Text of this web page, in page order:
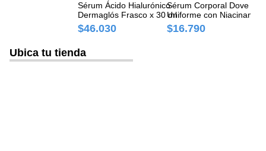
Sérum Ácido Hialurónico
Dermaglós Frasco x 30 ml
$46.030
Sérum Corporal Dove
Uniforme con Niacinamida
Frasco x 200 ml
$16.790
Ubica tu tienda